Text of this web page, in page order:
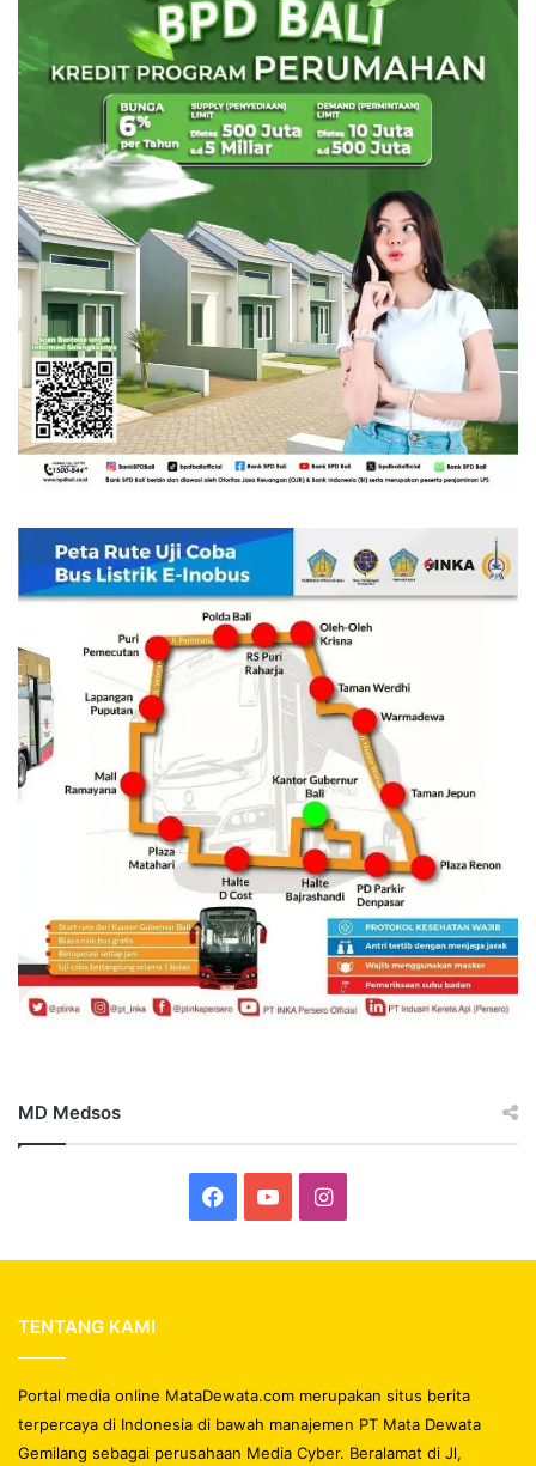
MD Medsos
Facebook
YouTubeInstagram
TENTANG KAMI
Portal media online MataDewata.com merupakan situs berita
terpercaya di Indonesia di bawah manajemen PT Mata Dewata
Gemilang sebagai perusahaan Media Cyber. Beralamat di Jl,